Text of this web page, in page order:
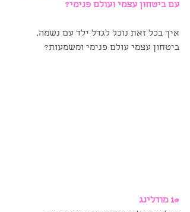
עם ביטחון עצמי ועולם פנימי?
איך בכל זאת נוכל לגדל ילד עם נשמה,
ביטחון עצמי עולם פנימי ומשמעות?
1# מודלינג